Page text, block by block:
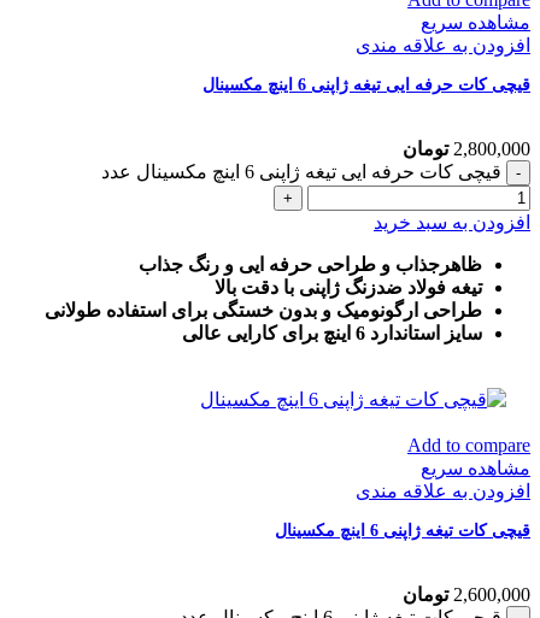
مشاهده سریع
افزودن به علاقه مندی
قیچی کات حرفه ایی تیغه ژاپنی 6 اینچ مکسینال
2,800,000 تومان
قیچی کات حرفه ایی تیغه ژاپنی 6 اینچ مکسینال عدد
افزودن به سبد خرید
ظاهرجذاب و طراحی حرفه ایی و رنگ جذاب
تیغه فولاد ضدزنگ ژاپنی با دقت بالا
طراحی ارگونومیک و بدون خستگی برای استفاده طولانی
سایز استاندارد 6 اینچ برای کارایی عالی
Add to compare
مشاهده سریع
افزودن به علاقه مندی
قیچی کات تیغه ژاپنی 6 اینچ مکسینال
2,600,000 تومان